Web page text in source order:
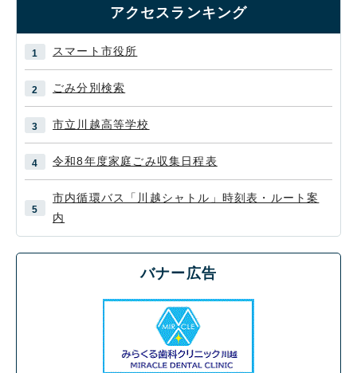
アクセスランキング
スマート市役所
ごみ分別検索
市立川越高等学校
令和8年度家庭ごみ収集日程表
市内循環バス「川越シャトル」時刻表・ルート案
内
バナー広告